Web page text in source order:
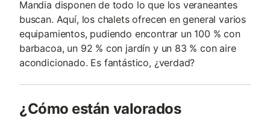
Mandia disponen de todo lo que los veraneantes
buscan. Aquí, los chalets ofrecen en general varios
equipamientos, pudiendo encontrar un 100 % con
barbacoa, un 92 % con jardín y un 83 % con aire
acondicionado. Es fantástico, ¿verdad?
¿Cómo están valorados